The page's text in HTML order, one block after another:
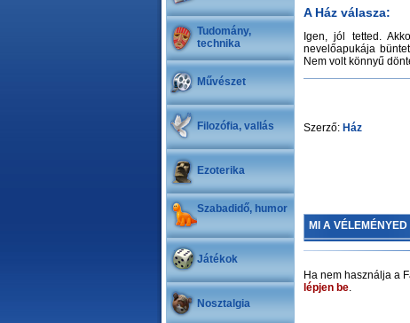
Tudomány,
technika
Művészet
Filozófia, vallás
Ezoterika
Szabadidő, humor
Játékok
Nosztalgia
A Ház válasza:
Igen, jól tetted.
nevelőapukája
Nem volt könnyű
Szerző: Ház
MI A
Ha nem használja a
lépjen be.